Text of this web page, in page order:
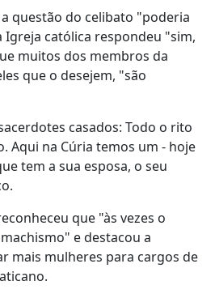
questão do celibato "poderia
Igreja católica respondeu "sim,
muitos dos membros da
que o desejem, "são
casados: Todo o rito
Aqui na Cúria temos um - hoje
tem a sua esposa, o seu
que "às vezes o
e destacou a
mais mulheres para cargos de